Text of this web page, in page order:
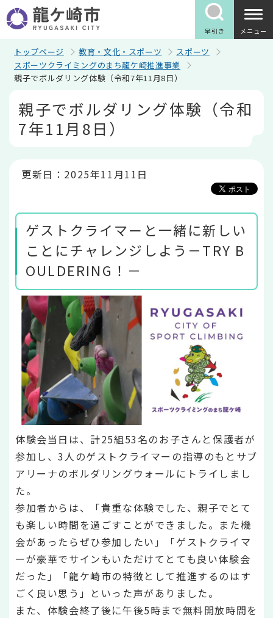
の
ペ
早引き メニュー
トップページ 教育・文化・スポーツ
スポーツ
スポーツクライミングのまち龍ケ崎推進事業
親子でボルダリング体験（令和7年11月8日）
親子でボルダリング体験（令和
7年11月8日）
更新日：2025年11月11日
ゲストクライマーと一緒に新しい
ことにチャレンジしよう－TRY B
OULDERING！－
体験会当日は、計25組53名のお子さんと保護者が
参加し、3人のゲストクライマーの指導のもとサブ
アリーナのボルダリングウォールにトライしまし
た。
参加者からは、「貴重な体験でした、親子でとて
も楽しい時間を過ごすことができました。また機
会があったらぜひ参加したい」「ゲストクライマ
ーが豪華でサインもいただけてとても良い体験会
だった」「龍ケ崎市の特徴として推進するのはす
ごく良い思う」といった声がありました。
また、体験会終了後に午後5時まで無料開放時間を